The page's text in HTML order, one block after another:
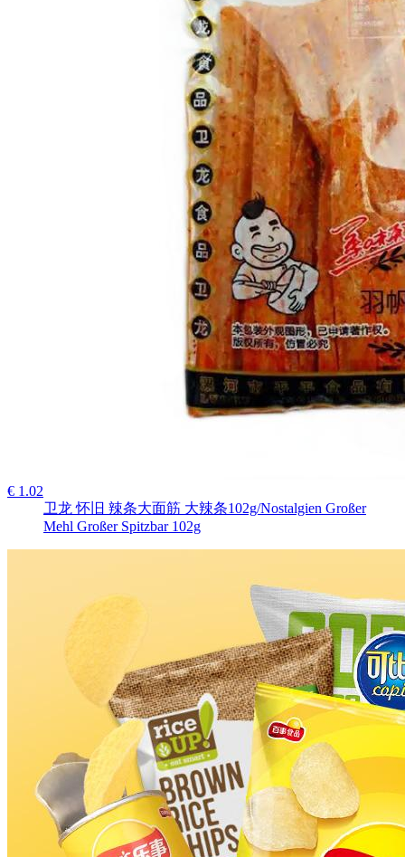
€ 1.02
卫龙 怀旧 辣条大面筋 大辣条102g/Nostalgien Großer
Mehl Großer Spitzbar 102g